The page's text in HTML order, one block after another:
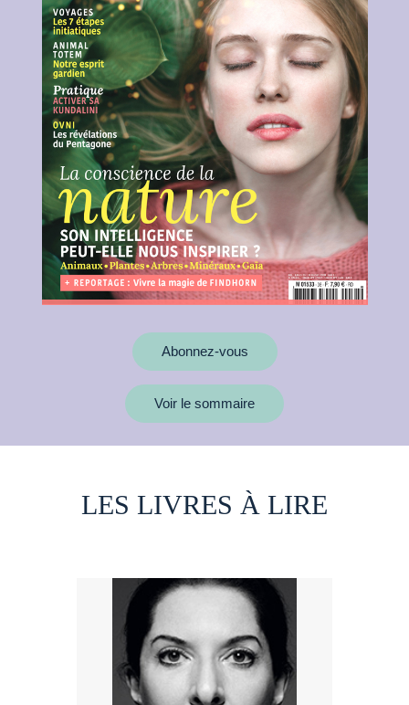
Abonnez-vous
Voir le sommaire
LES LIVRES À LIRE